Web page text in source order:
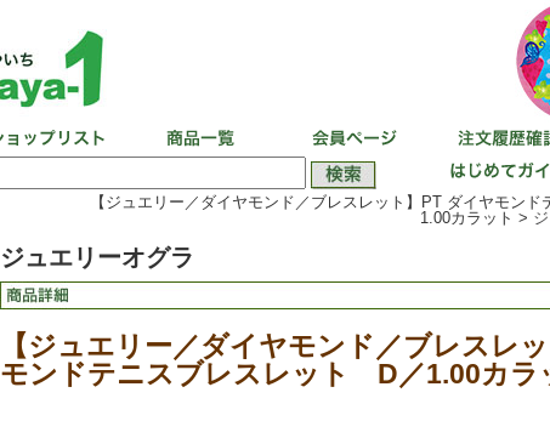
【ジュエリー／ダイヤモンド／ブレスレット】PT ダイヤモン
1.00カラット >
ジュエリーオグラ
【ジュエリー／ダイヤモンド／ブレスレ
モンドテニスブレスレット D／1.00カラ